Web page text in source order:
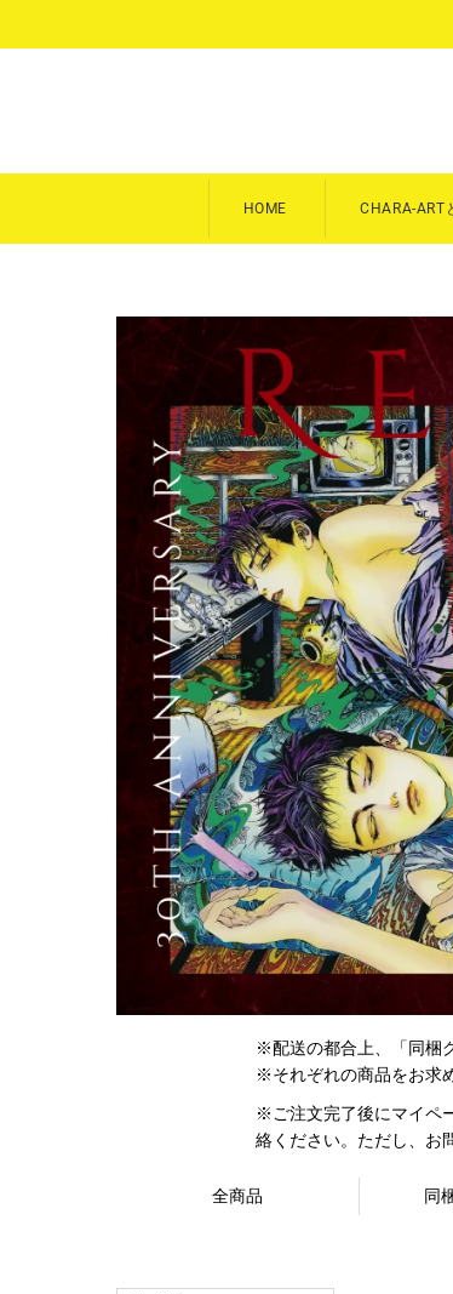
ス
HOME CHARA-ART
Art collection 美形
雨壱絵穹
キナコ 須田
キャラファイングラフ
A3サイズ【大】
A4サイズ【中】
B5サイズ【中】
A5サイズ【小】
卓上サイズ【小】
ポップアップキャラファイン
平野耕太★大博覧会
お誕生日や新築祝いなど特
別な日に♪
※配送の都合上、「同梱
※それぞれの商品をお求
※ご注文完了後にマイペ
絡ください。ただし、お
全商品 同